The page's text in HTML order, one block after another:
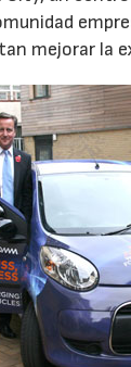
mejorar la